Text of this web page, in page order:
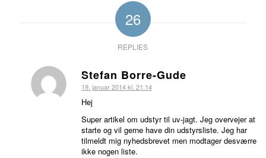
26
REPLIES
Stefan Borre-Gude
siger:
19. januar 2014 kl. 21:14
Hej
Super artikel om udstyr til uv-jagt. Jeg overvejer at
starte og vil gerne have din udstyrsliste. Jeg har
tilmeldt mig nyhedsbrevet men modtager desværre
ikke nogen liste.